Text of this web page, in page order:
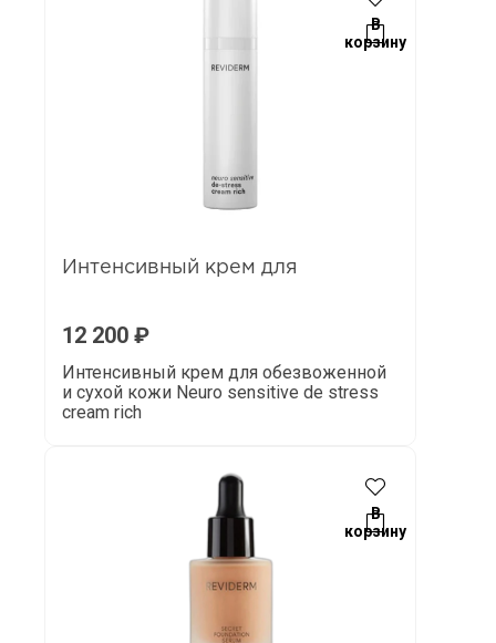
В
корзину
Интенсивный крем для
12 200 ₽
Интенсивный крем для обезвоженной
и сухой кожи Neuro sensitive de stress
cream rich
В
корзину